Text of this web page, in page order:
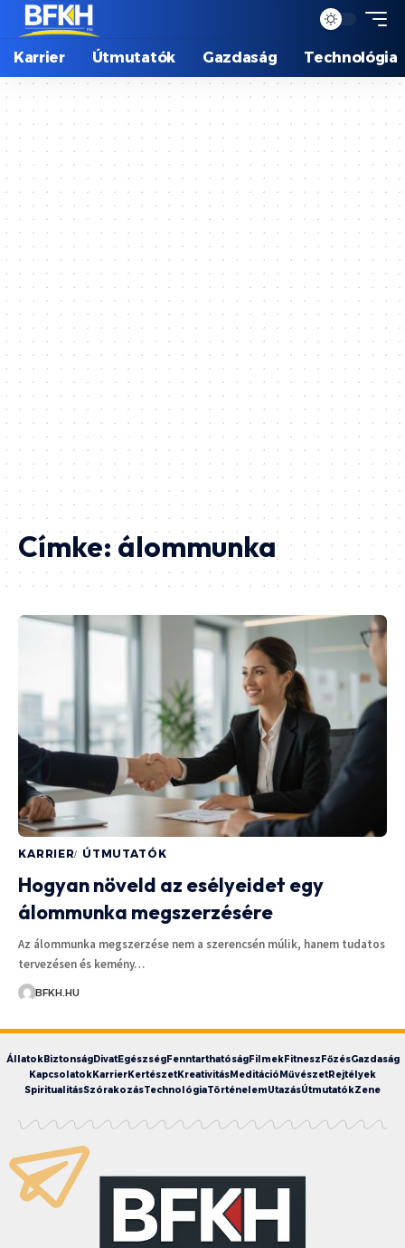
Karrier Útmutatók Gazdaság Technológia
Címke:álommunka
KARRIER ÚTMUTATÓK
Hogyan növeld az esélyeidet egy
álommunka megszerzésére
Az álommunka megszerzése nem a szerencsén múlik, hanem tudatos
tervezésen és kemény…
BFKH.HU
ÁllatokBiztonságDivatEgészségFenntarthatóságFilmekFitneszFőzésGazdaság
KapcsolatokKarrierKertészetKreativitásMeditációMűvészetRejtélyek
SpiritualitásSzórakozásTechnológiaTörténelemUtazásÚtmutatókZene